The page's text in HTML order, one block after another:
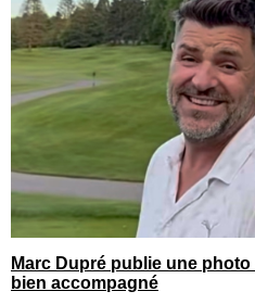
Marc Dupré publie une
bien accompagné